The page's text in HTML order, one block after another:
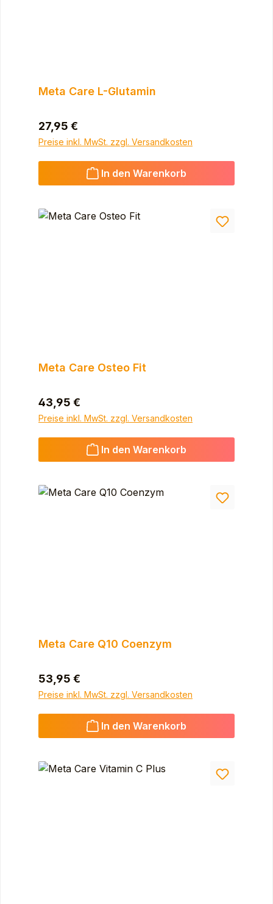
Meta Care L-Glutamin
Regulärer Preis:
27,95 €
Preise inkl. MwSt. zzgl. Versandkosten
In den Warenkorb
Meta Care Osteo Fit
Regulärer Preis:
43,95 €
Preise inkl. MwSt. zzgl. Versandkosten
In den Warenkorb
Meta Care Q10 Coenzym
Regulärer Preis:
53,95 €
Preise inkl. MwSt. zzgl. Versandkosten
In den Warenkorb